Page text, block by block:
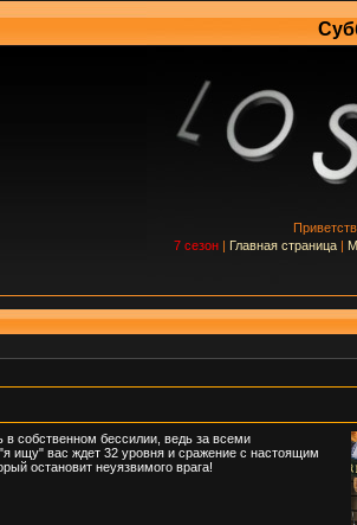
7 сезон | Главная страница |
в собственном бессилии, ведь за всеми
ищу" вас ждет 32 уровня и сражение с настоящим
остановит неуязвимого врага!